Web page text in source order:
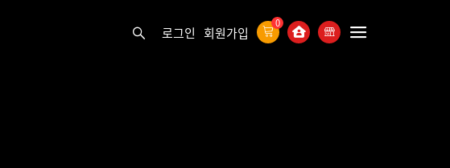
로그인 회원가입
0